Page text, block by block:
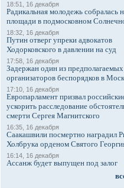
18:51, 16 декабря
Радикальная молодежь собралась
площади в подмосковном
18:32, 16 декабря
Путин отверг упреки адвокатов
Ходорковского в давлении на суд
17:58, 16 декабря
Задержан один из предполагаемых
организаторов беспорядков в
17:10, 16 декабря
Европарламент призвал
ускорить расследование
смерти Сергея Магнитского
16:35, 16 декабря
Саакашвили посмертно наградил
Холбрука орденом Святого
16:14, 16 декабря
Ассанж будет выпущен под залог